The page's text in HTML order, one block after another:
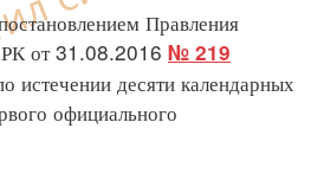
Правления
РК от 31.08.2016 № 219
истечении десяти календарных
официального